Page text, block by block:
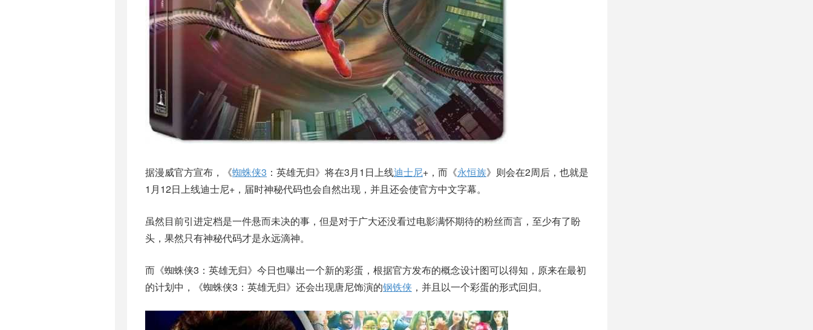
据漫威官方宣布，《蜘蛛侠3 ：英雄无归》将在3月1日上线迪士尼+，而《永恒族》则会在2周后，也就是
1月12日上线迪士尼+，届时神秘代码也会自然出现，并且还会使官方中文字幕。
虽然目前引进定档是一件悬而未决的事，但是对于广大还没看过电影满怀期待的粉丝而言，至少有了盼
头，果然只有神秘代码才是永远滴神。
而《蜘蛛侠3：英雄无归》今日也曝出一个新的彩蛋，根据官方发布的概念设计图可以得知，原来在最初
的计划中，《蜘蛛侠3：英雄无归》还会出现唐尼饰演的钢铁侠 ，并且以一个彩蛋的形式回归。